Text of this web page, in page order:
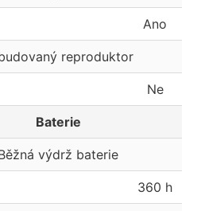
Ano
reproduktor
Ne
Baterie
výdrž baterie
360 h